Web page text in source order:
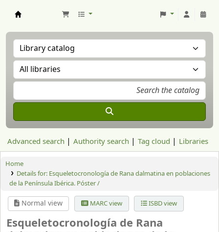
Advanced search Authority search Tag cloud Libraries
Home
Details for: Esqueletocronología de Rana dalmatina en poblaciones
de la Península Ibérica. Póster /
Normal view MARC view ISBD view
Esqueletocronología de Rana